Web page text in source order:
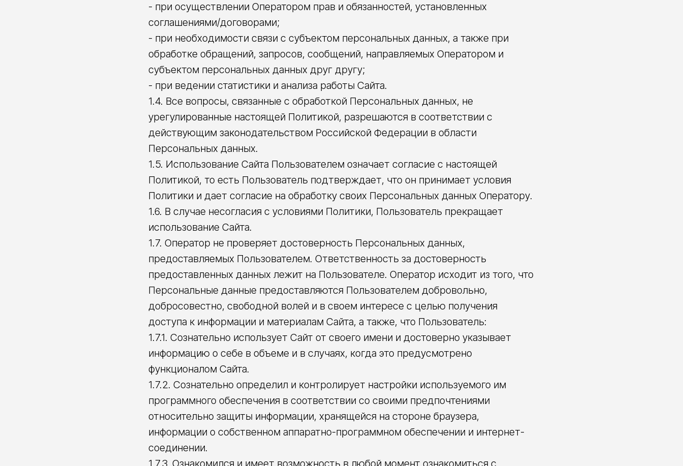
- при осуществлении Оператором прав и обязанностей, установленных
соглашениями/договорами;
- при необходимости связи с субъектом персональных данных, а также при
обработке обращений, запросов, сообщений, направляемых Оператором и
субъектом персональных данных друг другу;
- при ведении статистики и анализа работы Сайта.
1.4. Все вопросы, связанные с обработкой Персональных данных, не
урегулированные настоящей Политикой, разрешаются в соответствии с
действующим законодательством Российской Федерации в области
Персональных данных.
1.5. Использование Сайта Пользователем означает согласие с настоящей
Политикой, то есть Пользователь подтверждает, что он принимает условия
Политики и дает согласие на обработку своих Персональных данных Оператору.
1.6. В случае несогласия с условиями Политики, Пользователь прекращает
использование Сайта.
1.7. Оператор не проверяет достоверность Персональных данных,
предоставляемых Пользователем. Ответственность за достоверность
предоставленных данных лежит на Пользователе. Оператор исходит из того, что
Персональные данные предоставляются Пользователем добровольно,
добросовестно, свободной волей и в своем интересе с целью получения
доступа к информации и материалам Сайта, а также, что Пользователь:
1.7.1. Сознательно использует Сайт от своего имени и достоверно указывает
информацию о себе в объеме и в случаях, когда это предусмотрено
функционалом Сайта.
1.7.2. Сознательно определил и контролирует настройки используемого им
программного обеспечения в соответствии со своими предпочтениями
относительно защиты информации, хранящейся на стороне браузера,
информации о собственном аппаратно-программном обеспечении и интернет-
соединении.
1.7.3. Ознакомился и имеет возможность в любой момент ознакомиться с